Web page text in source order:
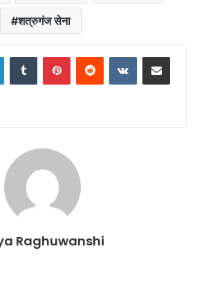
शत्रुगंज सेना
LinkedInTumblr PinterestReddit VKontakteShare via Email
Raghuwanshi